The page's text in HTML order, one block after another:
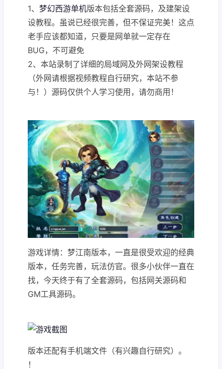
1、 梦幻西游单机版本包括全套源码，及建架设
设教程。虽说已经很完善，但不保证完美！这点
老手应该都知道，只要是网单就一定存在
BUG，不可避免
2、本站录制了详细的局域网及外网架设教程
（外网请根据视频教程自行研究，本站不参
与！）源码仅供个人学习使用，请勿商用！
游戏详情：梦江南版本，一直是很受欢迎的经典
版本，任务完善，玩法仿官。很多小伙伴一直在
找，今天终于有了全套源码，包括网关源码和
GM工具源码。
版本还配有手机端文件（有兴趣自行研究）。
！